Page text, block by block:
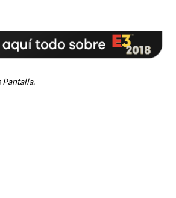
Pantalla.